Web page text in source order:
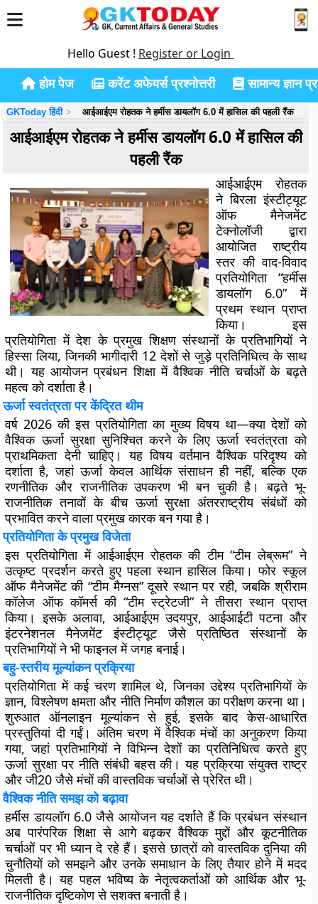
Hello Guest ! Register or Login
होम पेज करेंट अफेयर्स प्रश्नोत्तरी सामान्य ज्ञान
GKToday हिंदी आईआईएम रोहतक ने हर्मीस डायलॉग 6.0 में हासिल की पहली रैंक
आईआईएम रोहतक ने हर्मीस डायलॉग 6.0 में हासिल की
पहली रैंक
आईआईएम रोहतक
ने बिरला इंस्टीट्यूट
ऑफ मैनेजमेंट
टेक्नोलॉजी द्वारा
आयोजित राष्ट्रीय
स्तर की वाद-विवाद
प्रतियोगिता “हर्मीस
डायलॉग 6.0” में
प्रथम स्थान प्राप्त
किया। इस
प्रतियोगिता में देश के प्रमुख शिक्षण संस्थानों के प्रतिभागियों ने
हिस्सा लिया, जिनकी भागीदारी 12 देशों से जुड़े प्रतिनिधित्व के साथ
थी। यह आयोजन प्रबंधन शिक्षा में वैश्विक नीति चर्चाओं के बढ़ते
महत्व को दर्शाता है।
ऊर्जा स्वतंत्रता पर केंद्रित थीम
वर्ष 2026 की इस प्रतियोगिता का मुख्य विषय था—क्या देशों को
वैश्विक ऊर्जा सुरक्षा सुनिश्चित करने के लिए ऊर्जा स्वतंत्रता को
प्राथमिकता देनी चाहिए। यह विषय वर्तमान वैश्विक परिदृश्य को
दर्शाता है, जहां ऊर्जा केवल आर्थिक संसाधन ही नहीं, बल्कि एक
रणनीतिक और राजनीतिक उपकरण भी बन चुकी है। बढ़ते भू-
राजनीतिक तनावों के बीच ऊर्जा सुरक्षा अंतरराष्ट्रीय संबंधों को
प्रभावित करने वाला प्रमुख कारक बन गया है।
प्रतियोगिता के प्रमुख विजेता
इस प्रतियोगिता में आईआईएम रोहतक की टीम “टीम लेब्रूम” ने
उत्कृष्ट प्रदर्शन करते हुए पहला स्थान हासिल किया। फोर स्कूल
ऑफ मैनेजमेंट की “टीम मैग्नस” दूसरे स्थान पर रही, जबकि श्रीराम
कॉलेज ऑफ कॉमर्स की “टीम स्ट्रेटजी” ने तीसरा स्थान प्राप्त
किया। इसके अलावा, आईआईएम उदयपुर, आईआईटी पटना और
इंटरनेशनल मैनेजमेंट इंस्टीट्यूट जैसे प्रतिष्ठित संस्थानों के
प्रतिभागियों ने भी फाइनल में जगह बनाई।
बहु-स्तरीय मूल्यांकन प्रक्रिया
प्रतियोगिता में कई चरण शामिल थे, जिनका उद्देश्य प्रतिभागियों के
ज्ञान, विश्लेषण क्षमता और नीति निर्माण कौशल का परीक्षण करना था।
शुरुआत ऑनलाइन मूल्यांकन से हुई, इसके बाद केस-आधारित
प्रस्तुतियां दी गईं। अंतिम चरण में वैश्विक मंचों का अनुकरण किया
गया, जहां प्रतिभागियों ने विभिन्न देशों का प्रतिनिधित्व करते हुए
ऊर्जा सुरक्षा पर नीति संबंधी बहस की। यह प्रक्रिया संयुक्त राष्ट्र
और जी20 जैसे मंचों की वास्तविक चर्चाओं से प्रेरित थी।
वैश्विक नीति समझ को बढ़ावा
हर्मीस डायलॉग 6.0 जैसे आयोजन यह दर्शाते हैं कि प्रबंधन संस्थान
अब पारंपरिक शिक्षा से आगे बढ़कर वैश्विक मुद्दों और कूटनीतिक
चर्चाओं पर भी ध्यान दे रहे हैं। इससे छात्रों को वास्तविक दुनिया की
चुनौतियों को समझने और उनके समाधान के लिए तैयार होने में मदद
मिलती है। यह पहल भविष्य के नेतृत्वकर्ताओं को आर्थिक और भू-
राजनीतिक दृष्टिकोण से सशक्त बनाती है।